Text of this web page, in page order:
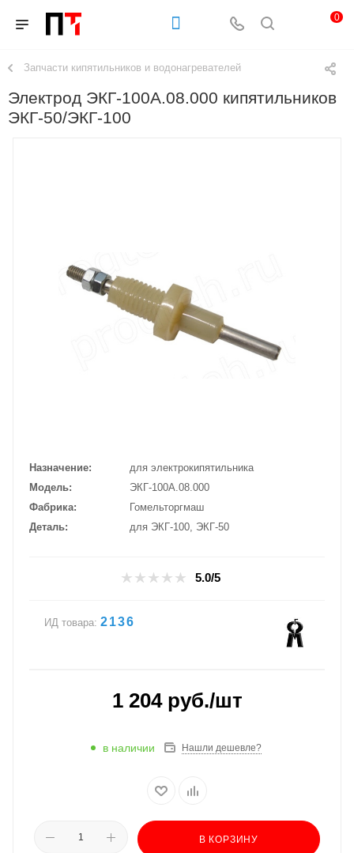
0
Запчасти кипятильников и водонагревателей
Электрод ЭКГ-100А.08.000 кипятильников
ЭКГ-50/ЭКГ-100
Назначение
для электрокипятильника
Модель
ЭКГ-100А.08.000
Фабрика
Гомельторгмаш
Деталь
для ЭКГ-100, ЭКГ-50
5.0/5
ИД товара: 2136
1 204руб./шт
в наличии Нашли дешевле?
В КОРЗИНУ